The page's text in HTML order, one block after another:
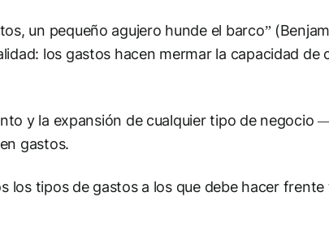
un pequeño agujero hunde el barco”
los gastos hacen mermar la capacidad de
y la expansión de cualquier tipo de negocio
gastos.
los tipos de gastos a los que debe hacer frente